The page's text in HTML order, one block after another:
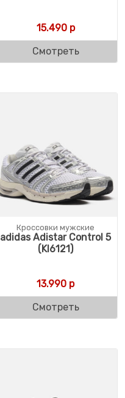
15.490р
Смотреть
Кроссовки мужские
adidas Adistar Control 5
(KI6121)
13.990 р
Смотреть